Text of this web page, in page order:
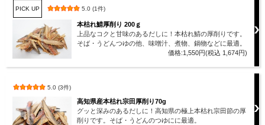
PICK UP 5.0 (1件)
本枯れ鯖厚削り 200ｇ
上品なコクと甘味のあるだしに！本枯れ鯖の厚削りです。
そば・うどんつゆの他、味噌汁、煮物、鍋物などに最適。
価格:1,550円(税込 1,674円)
5.0 (3件)
高知県産本枯れ宗田厚削り70g
グッと深みのあるだしに！高知県の極上本枯れ宗田節の厚
削りです。そば・うどんのつゆにに最適。